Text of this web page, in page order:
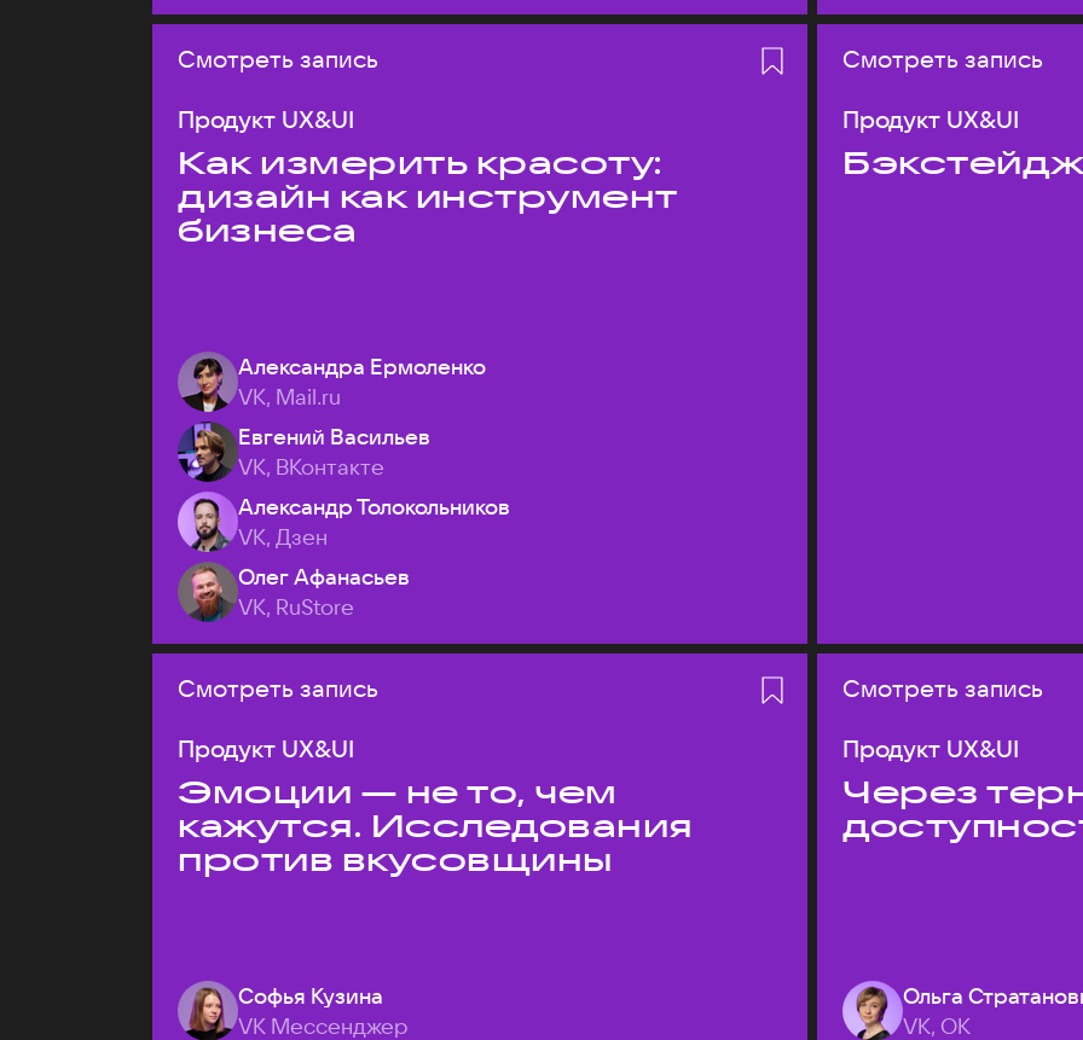
Смотреть запись
Продукт UX&UI
Как измерить красоту:
дизайн как инструмент
бизнеса
Александра Ермоленко
VK, Mail.ru
Евгений Васильев
VK, ВКонтакте
Александр Толокольников
VK, Дзен
Олег Афанасьев
VK, RuStore
Смотреть запись
Продукт UX&UI
Бэкстейдж
Смотреть запись
Продукт UX&UI
Эмоции — не то, чем
кажутся. Исследования
против вкусовщины
Софья Кузина
VK Мессенджер
Смотреть запись
Продукт UX&UI
Через
Ольга
VK, ОК